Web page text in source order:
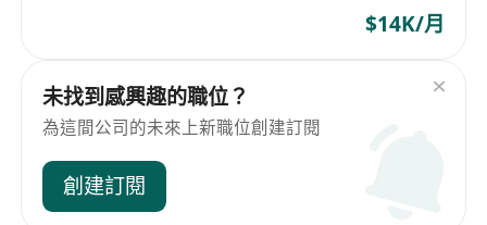
$14K/月
未找到感興趣的職位？
為這間公司的未來上新職位創建訂閱
創建訂閱